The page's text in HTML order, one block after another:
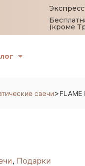
(кроме
свечи>
, Подарки